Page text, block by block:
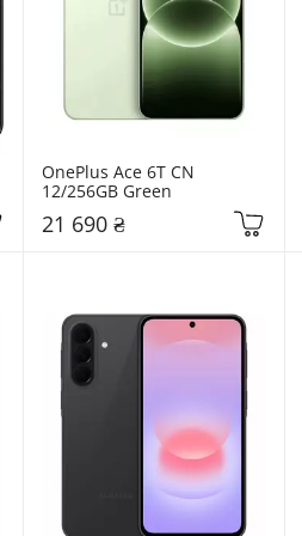
OnePlus Ace 6T CN
12/256GB Green
21 690 ₴